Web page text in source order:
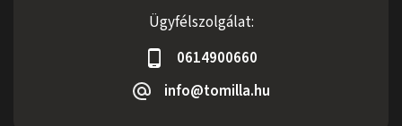
Ügyfélszolgálat:
0614900660
info@tomilla.hu